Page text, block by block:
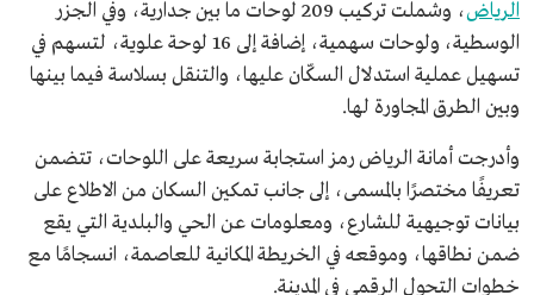
الرياض
، وشملت تركيب 209 لوحات ما بين جدارية، وفي الجزر
الوسطية، ولوحات سهمية، إضافة إلى 16 لوحة علوية، لتسهم في
تسهيل عملية استدلال السكّان عليها، والتنقل بسلاسة فيما بينها
وبين الطرق المجاورة لها.
وأدرجت أمانة الرياض رمز استجابة سريعة على اللوحات، تتضمن
تعريفًا مختصرًا بالمسمى، إلى جانب تمكين السكان من الاطلاع على
بيانات توجيهية للشارع، ومعلومات عن الحي والبلدية التي يقع
ضمن نطاقها، وموقعه في الخريطة المكانية للعاصمة، انسجامًا مع
خطوات التحول الرقمي في المدينة.